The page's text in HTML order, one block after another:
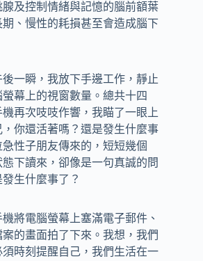
及控制情緒與記憶的腦前額葉
、慢性的耗損甚至會造成腦下
一瞬，我放下手邊工作，靜止
幕上的視窗數量。總共十四
再次吱吱作響，我瞄了一眼上
你還活著嗎？還是發生什麼事
性子朋友傳來的，短短幾個
下讀來，卻像是一句真誠的問
生什麼事了？
將電腦螢幕上塞滿電子郵件、
的畫面拍了下來。我想，我們
時刻提醒自己，我們生活在一